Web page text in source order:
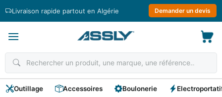
Livraison rapide partout en Algérie Demander un devis
Outillage Accessoires Boulonerie